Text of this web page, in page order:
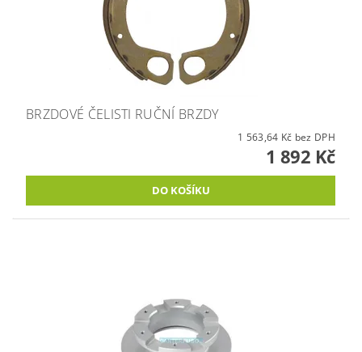
BRZDOVÉ ČELISTI RUČNÍ BRZDY
1 563,64 Kč bez DPH
1 892 Kč